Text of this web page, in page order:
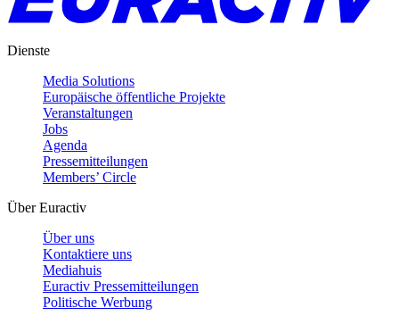
Dienste
Media Solutions
Europäische öffentliche Projekte
Veranstaltungen
Jobs
Agenda
Pressemitteilungen
Members’ Circle
Über Euractiv
Über uns
Kontaktiere uns
Mediahuis
Euractiv Pressemitteilungen
Politische Werbung